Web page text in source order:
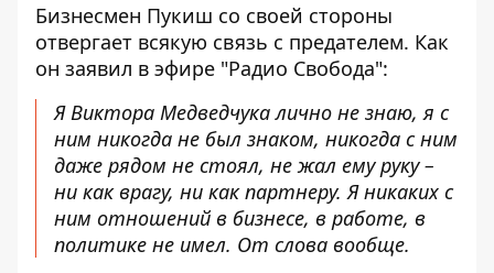
Бизнесмен Пукиш со своей стороны
отвергает всякую связь с предателем. Как
он заявил в эфире "Радио Свобода":
Я Виктора Медведчука лично не знаю, я с
ним никогда не был знаком, никогда с ним
даже рядом не стоял, не жал ему руку –
ни как врагу, ни как партнеру. Я никаких с
ним отношений в бизнесе, в работе, в
политике не имел. От слова вообще.